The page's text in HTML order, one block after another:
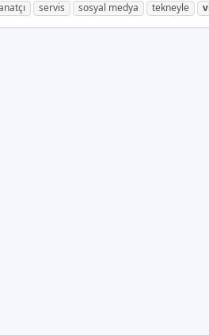
servis sosyal medya tekneyle